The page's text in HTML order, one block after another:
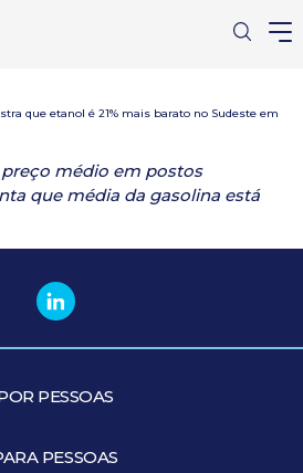
que etanol é 21% mais barato no Sudeste em
médio em postos
que média da gasolina está
PESSOAS
PESSOAS